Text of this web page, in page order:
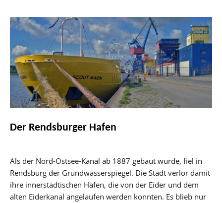
Der Rendsburger Hafen
Als der Nord-Ostsee-Kanal ab 1887 gebaut wurde, fiel in
Rendsburg der Grundwasserspiegel. Die Stadt verlor damit
ihre innerstädtischen Häfen, die von der Eider und dem
alten Eiderkanal angelaufen werden konnten. Es blieb nur